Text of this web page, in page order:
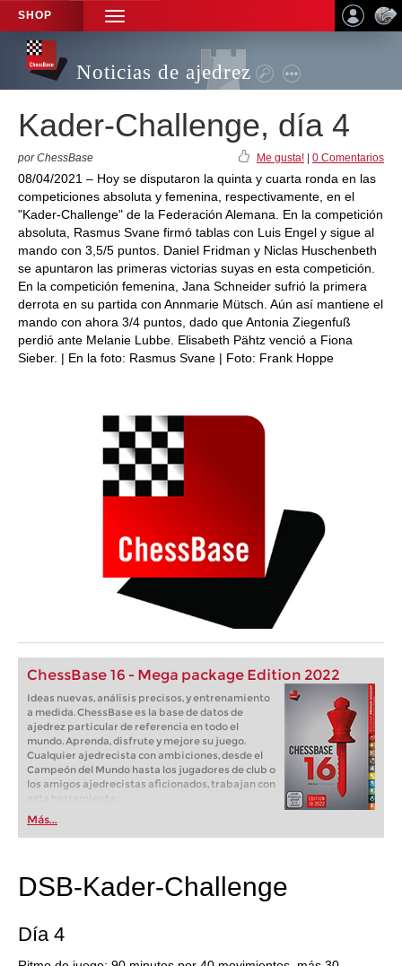
SHOP
TOGGLE
NAVIGATION
Noticias de ajedrez
Kader-Challenge, día 4
por ChessBase Me gusta! 0 Comentarios
08/04/2021 – Hoy se disputaron la quinta y cuarta ronda en las
competiciones absoluta y femenina, respectivamente, en el
"Kader-Challenge" de la Federación Alemana. En la competición
absoluta, Rasmus Svane firmó tablas con Luis Engel y sigue al
mando con 3,5/5 puntos. Daniel Fridman y Niclas Huschenbeth
se apuntaron las primeras victorias suyas en esta competición.
En la competición femenina, Jana Schneider sufrió la primera
derrota en su partida con Annmarie Mütsch. Aún así mantiene el
mando con ahora 3/4 puntos, dado que Antonia Ziegenfuß
perdió ante Melanie Lubbe. Elisabeth Pähtz venció a Fiona
Sieber. | En la foto: Rasmus Svane | Foto: Frank Hoppe
ChessBase 16 - Mega package Edition 2022
Ideas nuevas, análisis precisos, y entrenamiento
a medida. ChessBase es la base de datos de
ajedrez particular de referencia en todo el
mundo. Aprenda, disfrute y mejore su juego.
Cualquier ajedrecista con ambiciones, desde el
Campeón del Mundo hasta los jugadores de club o
los amigos ajedrecistas aficionados, trabajan con
Más...
DSB-Kader-Challenge
Día 4